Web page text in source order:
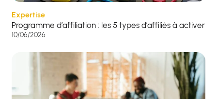
Expertise
Programme d’affiliation : les 5 types d’affiliés à activer
10/06/2026